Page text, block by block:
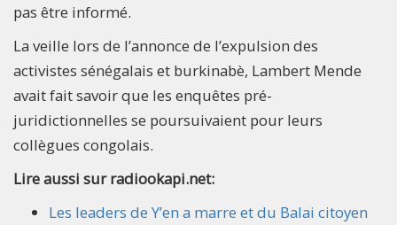
pas être informé.
La veille lors de l’annonce de l’expulsion des
activistes sénégalais et burkinabè, Lambert Mende
avait fait savoir que les enquêtes pré-
juridictionnelles se poursuivaient pour leurs
collègues congolais.​
Lire aussi sur radiookapi.net:
Les leaders de Y’en a marre et du Balai citoyen